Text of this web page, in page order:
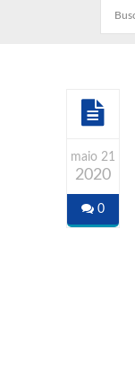
maio 21
2020
0